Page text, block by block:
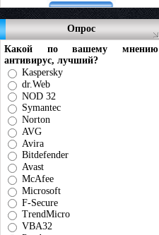
Опрос
Какой по вашему мнению
антивирус, лучший?
Kaspersky
dr.Web
NOD 32
Symantec
Norton
AVG
Avira
Bitdefender
Avast
McAfee
Microsoft
F-Secure
TrendMicro
VBA32